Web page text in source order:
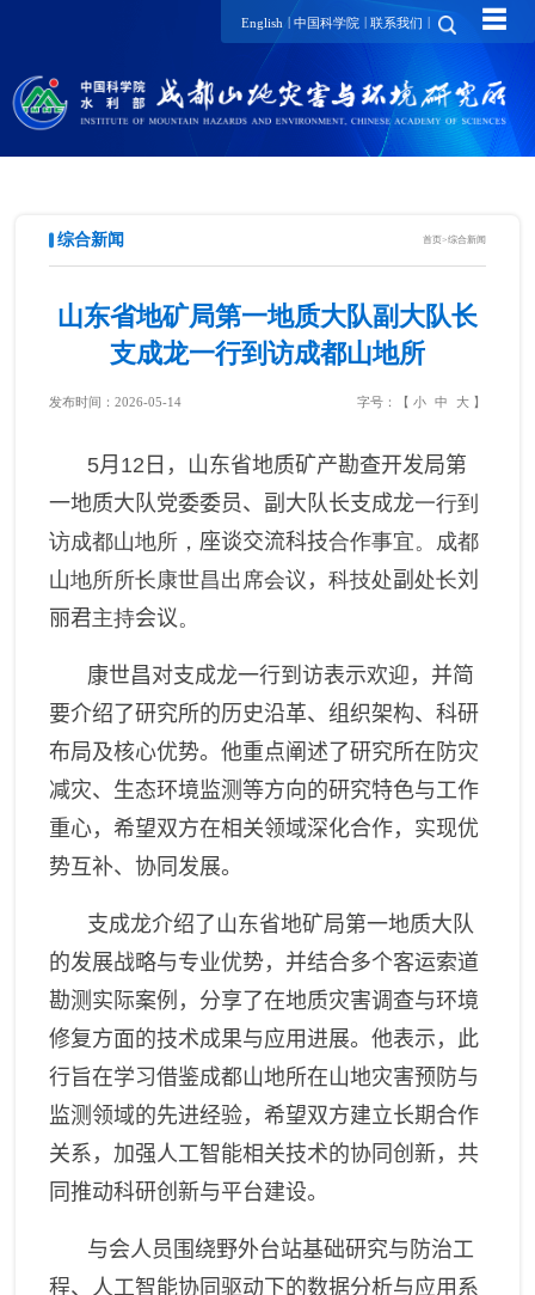
English | 中国科学院 | 联系我们 | ☰
综合新闻 首页>综合新闻
山东省地矿局第一地质大队副大队长
支成龙一行到访成都山地所
发布时间：2026-05-14 字号：【 小 中 大】
5月 12 日，山东省地质矿产勘查开发局第
一地质大队党委委员、副大队长支成龙一行到
访成都山地所， 座谈交流科技合作事宜。成都
山地所所长康世昌出席会议 ，科技处副处长刘
丽君主持会议。
康世昌对支成龙一行到访表示欢迎，并简
要介绍了研究所的历史沿革、组织架构、科研
布局及核心优势。他重点阐述了研究所在防灾
减灾、生态环境监测等方向的研究特色与工作
重心，希望双方在相关领域深化合作，实现优
势互补、协同发展。
支成龙介绍了山东省地矿局第一地质大队
的发展战略与专业优势，并结合多个客运索道
勘测实际案例，分享了在地质灾害调查与环境
修复方面的技术成果与应用进展。他表示，此
行旨在学习借鉴成都山地所在山地灾害预防与
监测领域的先进经验，希望双方建立长期合作
关系，加强人工智能相关技术的协同创新，共
同推动科研创新与平台建设。
与会人员围绕野外台站基础研究与防治工
程、人工智能协同驱动下的数据分析与应用系